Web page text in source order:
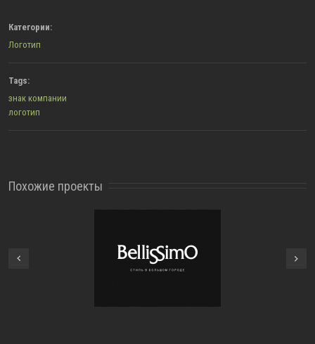
Категории:
Логотип
Tags:
знак компании
логотип
Похожие проекты
Bellissimo
Next